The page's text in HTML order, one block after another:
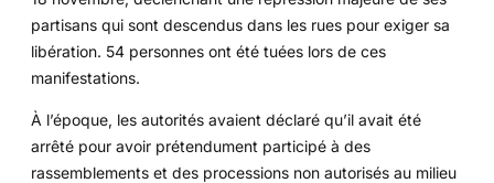
partisans qui sont descendus dans les rues pour exiger sa
libération. 54 personnes ont été tuées lors de ces
manifestations.
À l’époque, les autorités avaient déclaré qu’il avait été
arrêté pour avoir prétendument participé à des
rassemblements et des processions non autorisés au milieu